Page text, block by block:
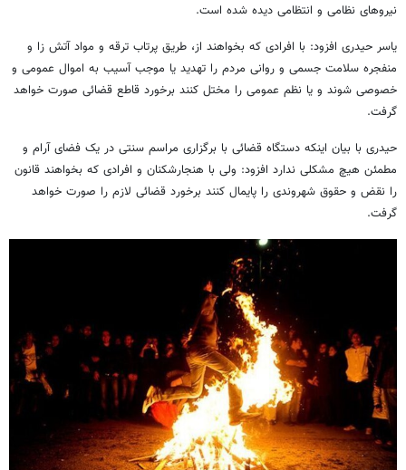
نیروهای نظامی و انتظامی دیده شده است.
یاسر حیدری افزود: با افرادی که بخواهند از، طریق پرتاب ترقه و مواد آتش زا و
منفجره سلامت جسمی و روانی مردم را تهدید یا موجب آسیب به اموال عمومی و
خصوصی شوند و یا نظم عمومی را مختل کنند برخورد قاطع قضائی صورت خواهد
گرفت.
حیدری با بیان اینکه دستگاه قضائی با برگزاری مراسم سنتی در یک فضای آرام و
مطمئن هیچ مشکلی ندارد افزود: ولی با هنجارشکنان و افرادی که بخواهند قانون
را نقض و حقوق شهروندی را پایمال کنند برخورد قضائی لازم را صورت خواهد
گرفت.